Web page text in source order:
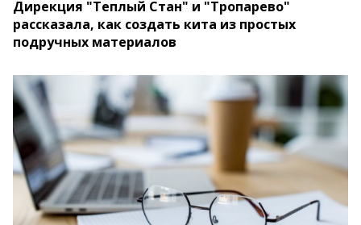
Дирекция "Теплый Стан" и "Тропарево"
рассказала, как создать кита из простых
подручных материалов